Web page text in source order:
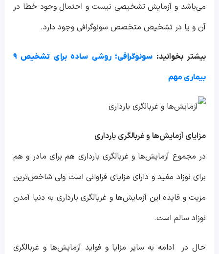
می‌باشد و آزمایش تشخیصی نیست و احتمال وجود خطا در
آن و یا در تشخیص متخصص سونوگرافی وجود دارد.
بیشتر بخوانید: سونوگرافی؛ روشی ساده برای تشخیص ۹
بیماری مهم
مزایای آزمایش‌ها و غربالگری بارداری
در مجموع آزمایش‌ها و غربالگری بارداری هم برای مادر و هم
برای نوزاد مفید و دارای مزایای فراوانی است ولی شاخص‌ترین
مزیت و فایده این آزمایش‌ها و غربالگری بارداری به دنیا آمدن
نوزاد سالم است.
حال در ادامه به سایر مزایا و فواید آزمایش‌ها و غربالگری